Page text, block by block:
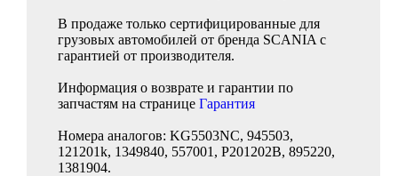
В продаже только сертифицированные для
грузовых автомобилей от бренда SCANIA с
гарантией от производителя.
Информация о возврате и гарантии по
запчастям на странице Гарантия
Номера аналогов: KG5503NC, 945503,
121201k, 1349840, 557001, P201202B, 895220,
1381904.